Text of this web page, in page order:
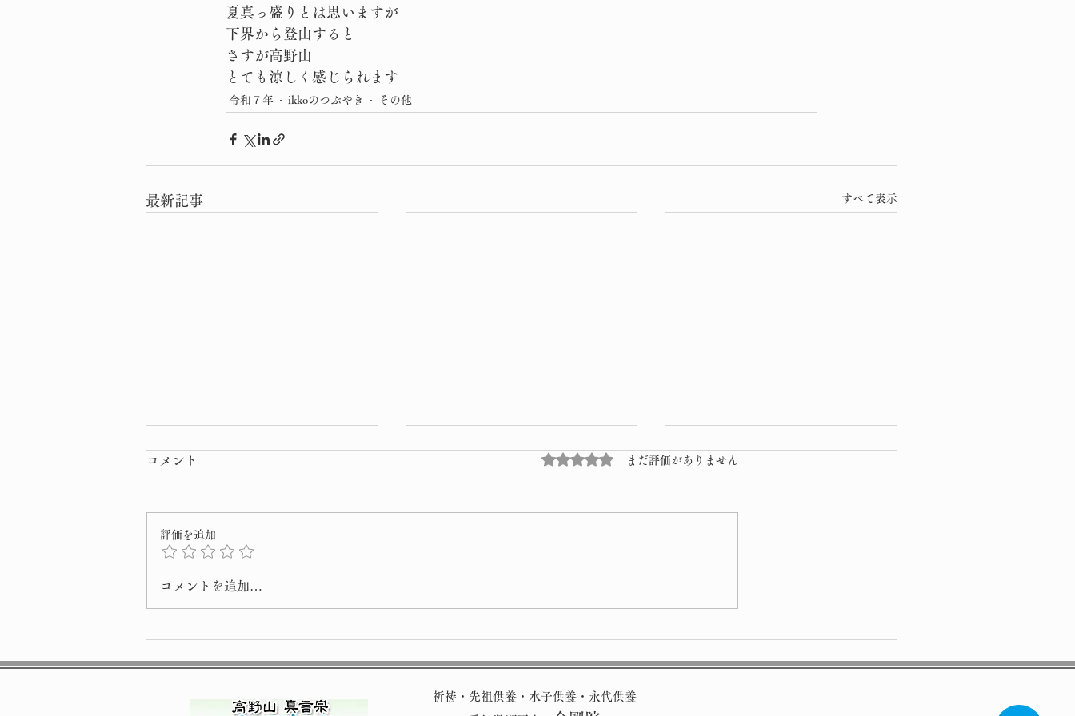
夏真っ盛りとは思いますが
下界から登山すると
さすが高野山
とても涼しく感じられます
令和７年 ikkoのつぶやき その他
最新記事 すべて表示
桜 開花 宣言
修理完了
コメント 5つ星のうち0と評価されています。
まだ評価がありません
評価を追加
コメントを追加…
祈祷・先祖供養・水子供養・永代供養